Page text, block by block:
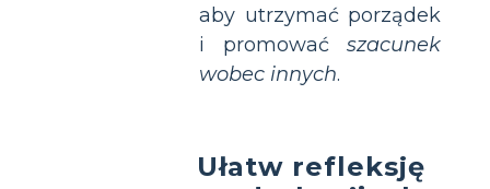
aby utrzymać porządek
i promować szacunek
wobec innych.
Ułatw refleksję